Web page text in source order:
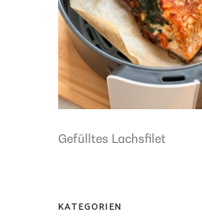
Gefülltes Lachsfilet
KATEGORIEN